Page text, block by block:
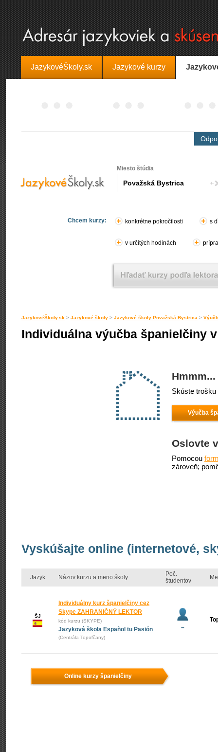
JazykovéŠkoly.sk Jazykové kurzy
Miesto štúdia
Chcem kurzy: konkrétne pokročilosti s
v určitých hodinách
JazykovéŠkoly.sk > Jazykové školy > Jazykové školy Považská Bystrica >
Individuálna výučba španielčiny
Skúste
Výučba
Oslovte
Pomocou
zároveň;
Vyskúšajte online (internetové,
Jazyk Názov kurzu a meno školy
Poč.
študentov
ŠJ
Individuálny kurz španielčiny cez
Skype ZAHRANIČNÝ LEKTOR
kód kurzu (SKYPE)
Jazyková škola Español tu Pasión
(Centrála Topoľčany)
–
Online kurzy španielčiny